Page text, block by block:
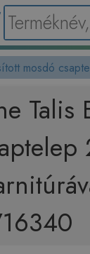
mosdó
Talis